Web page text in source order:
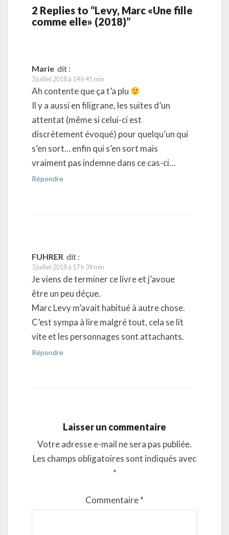
2 Replies to “Levy, Marc «Une fille
comme elle» (2018)”
Marie dit :
3 juillet 2018 à 14 h 41 min
Ah contente que ça t’a plu
Il y a aussi en filigrane, les suites d’un
attentat (même si celui-ci est
discrètement évoqué) pour quelqu’un qui
s’en sort… enfin qui s’en sort mais
vraiment pas indemne dans ce cas-ci…
Répondre
FUHRER dit :
3 juillet 2018 à 17 h 39 min
Je viens de terminer ce livre et j’avoue
être un peu déçue.
Marc Levy m’avait habitué à autre chose.
C’est sympa à lire malgré tout, cela se lit
vite et les personnages sont attachants.
Répondre
Laisser un commentaire
Votre adresse e-mail ne sera pas publiée.
Les champs obligatoires sont indiqués avec
*
Commentaire*